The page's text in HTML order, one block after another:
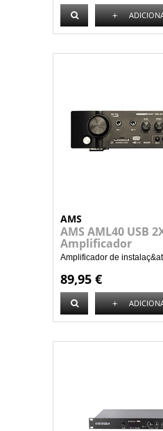
+
AMS
AMS AML40 USB
Amplificador
Amplificador de
89,95 €
+